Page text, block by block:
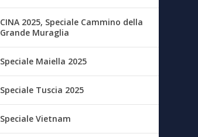
CINA 2025, Speciale Cammino della
Grande Muraglia
Speciale Maiella 2025
Speciale Tuscia 2025
Speciale Vietnam